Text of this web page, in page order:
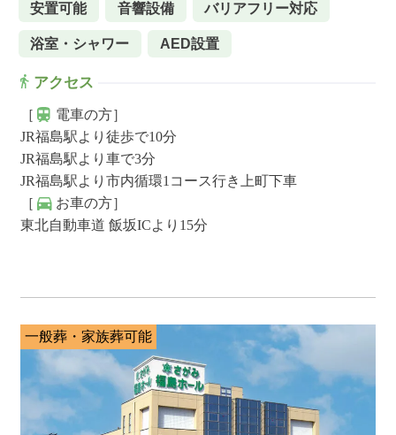
安置可能 音響設備 バリアフリー対応
浴室・シャワー AED設置
アクセス
［
電車の方］
JR福島駅より徒歩で10分
JR福島駅より車で3分
JR福島駅より市内循環1コース行き上町下車
［
お車の方］
東北自動車道 飯坂ICより15分
一般葬・家族葬可能